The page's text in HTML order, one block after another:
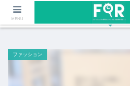
ファッションや福岡のワクワク
ファッション
MENU